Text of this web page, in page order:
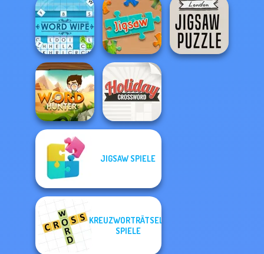
Word Cube
Online
Find Birds
Names
Find Fruits
Names
Word Wipe
Word Hunter
Holiday
JIGSAW SPIELE
KREUZWORTRÄTSEL-
SPIELE